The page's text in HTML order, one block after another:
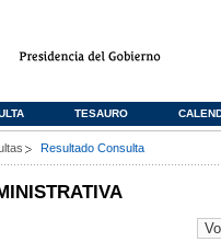
TESAURO
Resultado Consulta